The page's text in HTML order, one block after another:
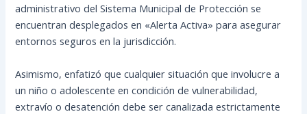
administrativo del Sistema Municipal de Protección se
encuentran desplegados en «Alerta Activa» para asegurar
entornos seguros en la jurisdicción.
Asimismo, enfatizó que cualquier situación que involucre a
un niño o adolescente en condición de vulnerabilidad,
extravío o desatención debe ser canalizada estrictamente